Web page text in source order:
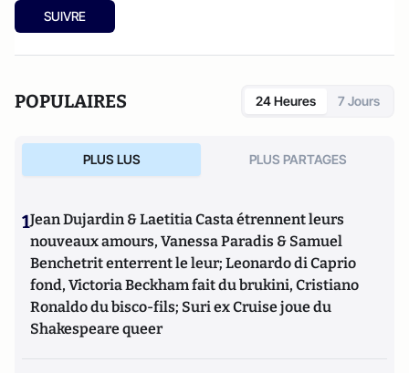
SUIVRE
POPULAIRES 24 Heures 7 Jours
PLUS LUS PLUS PARTAGES
1Jean Dujardin & Laetitia Casta étrennent leurs
nouveaux amours, Vanessa Paradis & Samuel
Benchetrit enterrent le leur; Leonardo di Caprio
fond, Victoria Beckham fait du brukini, Cristiano
Ronaldo du bisco-fils; Suri ex Cruise joue du
Shakespeare queer